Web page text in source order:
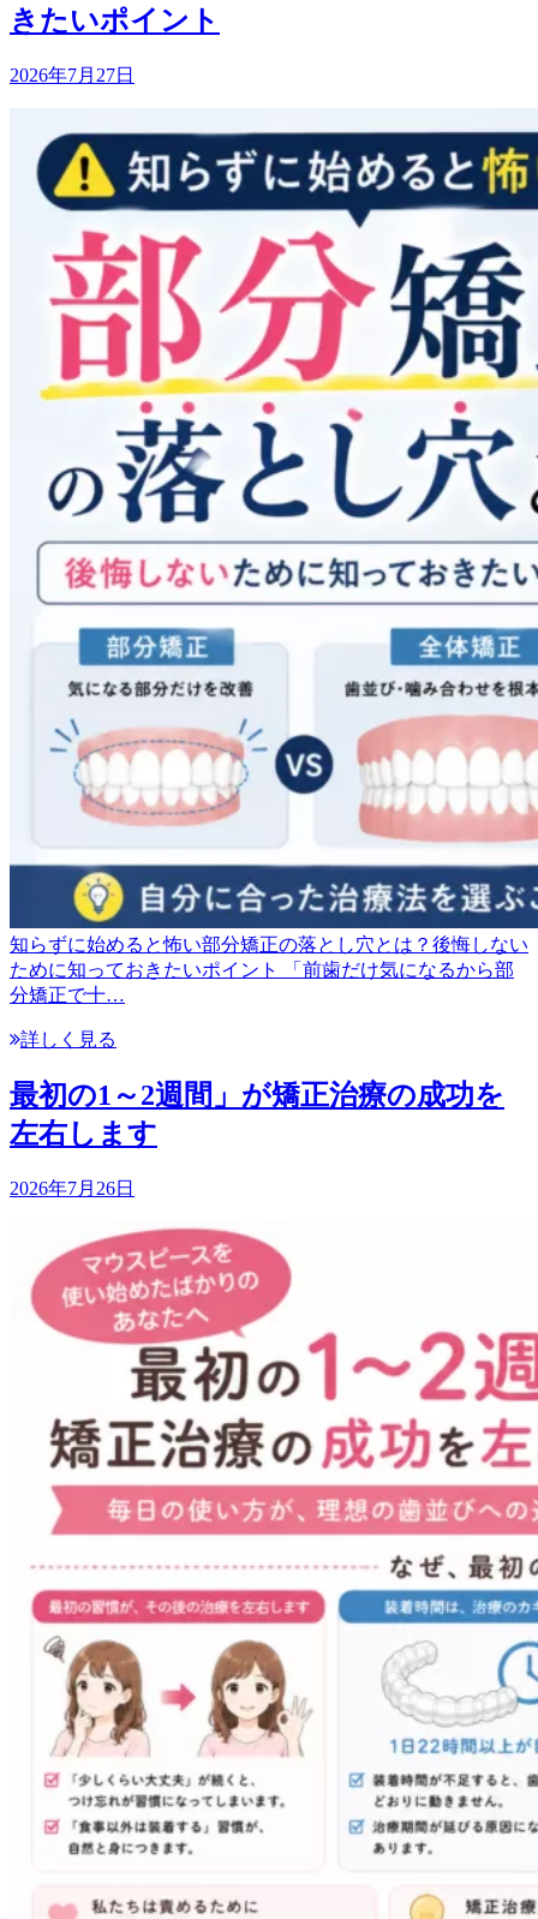
きたいポイント
2026年7月27日
知らずに始めると怖い部分矯正の落とし穴とは？後悔しない
ために知っておきたいポイント 「前歯だけ気になるから部
分矯正で十…
詳しく見る
最初の1～2週間」が矯正治療の成功を
左右します
2026年7月26日